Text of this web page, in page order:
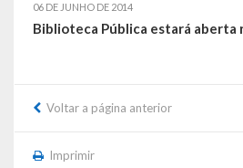
Galeria de Fotos
Programas
Publicações
06 DE JUNHO DE 2014
Biblioteca Pública estará aberta
Voltar a página anterior
Imprimir